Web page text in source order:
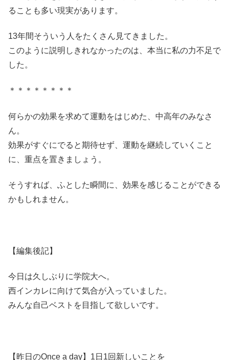
ることも多い現実があります。
13年間そういう人をたくさん見てきました。
このように説明しきれなかったのは、本当に私の力不足で
した。
＊＊＊＊＊＊＊＊
何らかの効果を求めて運動をはじめた、中高年のみなさ
ん。
効果がすぐにでると期待せず、運動を継続していくこと
に、重点を置きましょう。
そうすれば、ふとした瞬間に、効果を感じることができる
かもしれません。
【編集後記】
今日は久しぶりに学院大へ。
西インカレに向けて気合が入っていました。
みんな自己ベストを目指して欲しいです。
【昨日のOnce a day】1日1回新しいことを